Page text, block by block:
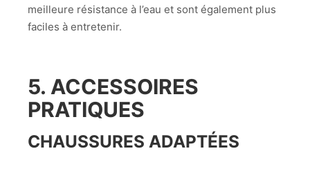
meilleure résistance à l’eau et sont également plus
faciles à entretenir.
5. ACCESSOIRES
PRATIQUES
CHAUSSURES ADAPTÉES